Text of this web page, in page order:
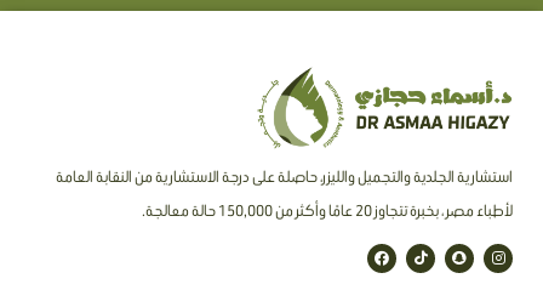
استشارية الجلدية والتجميل والليزر، حاصلة على درجة الاستشارية من النقابة العامة
لأطباء مصر ، بخبرة تتجاوز 20 عامًا وأكثر من 150,000 حالة معالجة.
I
n
s
S
n
a
T
i
k
F
a
c